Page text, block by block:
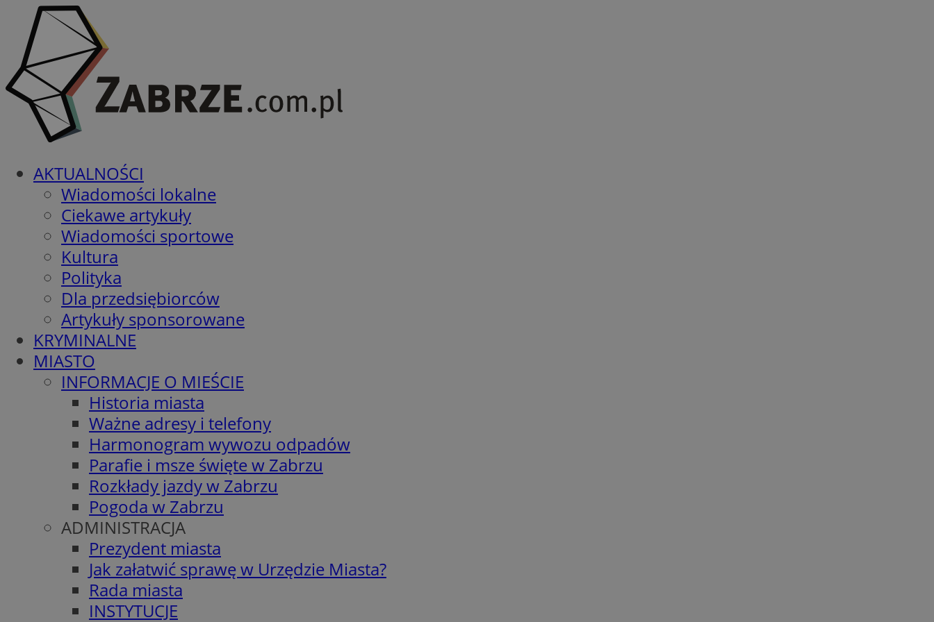
AKTUALNOŚCI
Wiadomości lokalne
Ciekawe artykuły
Wiadomości sportowe
Kultura
Polityka
Dla przedsiębiorców
Artykuły sponsorowane
KRYMINALNE
MIASTO
INFORMACJE O MIEŚCIE
Historia miasta
Ważne adresy i telefony
Harmonogram wywozu odpadów
Parafie i msze święte w Zabrzu
Rozkłady jazdy w Zabrzu
Pogoda w Zabrzu
ADMINISTRACJA
Prezydent miasta
Jak załatwić sprawę w Urzędzie Miasta?
Rada miasta
INSTYTUCJE